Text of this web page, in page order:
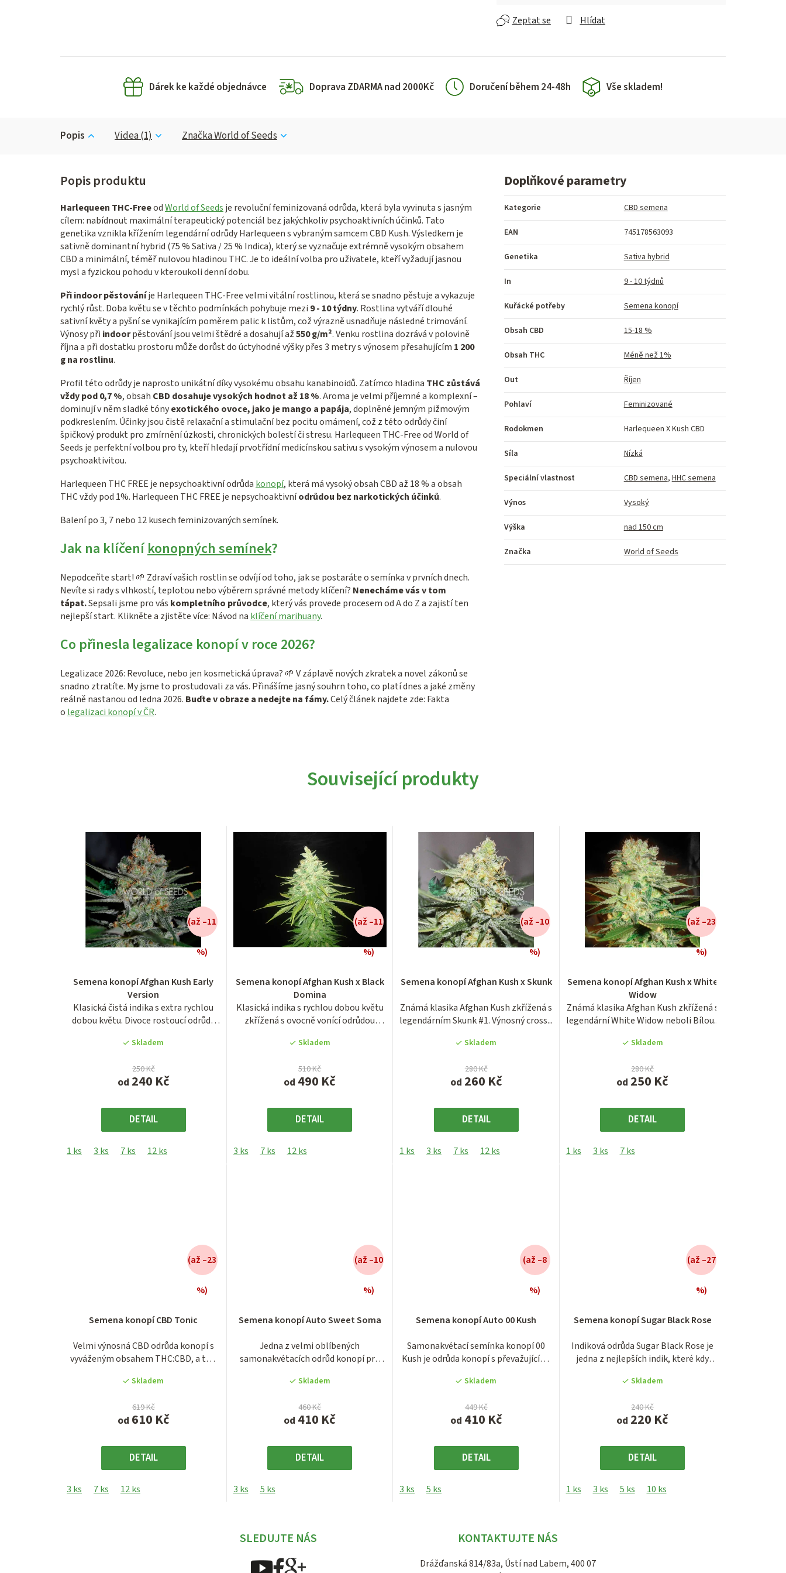
Zeptat se Hlídat
Dárek ke každé objednávce Doprava ZDARMA nad 2000Kč Doručení během 24-48h Vše skladem!
Popis Videa (1) ZnačkaWorld of Seeds
Harlequeen THC-FreeodWorld of Seeds je revoluční feminizovaná odrůda, která byla vyvinuta s jasným
cílem: nabídnout maximální terapeutický potenciál bez jakýchkoliv psychoaktivních účinků. Tato
genetika vznikla křížením legendární odrůdy Harlequeen s vybraným samcem CBD Kush. Výsledkem je
sativně dominantní hybrid (75 % Sativa / 25 % Indica), který se vyznačuje extrémně vysokým obsahem
CBD a minimální, téměř nulovou hladinou THC. Je to ideální volba pro uživatele, kteří vyžadují jasnou
mysl a fyzickou pohodu v kteroukoli denní dobu.
Při indoor pěstováníje Harlequeen THC-Free velmi vitální rostlinou, která se snadno pěstuje a vykazuje
rychlý růst. Doba květu se v těchto podmínkách pohybuje mezi 9 - 10 týdny. Rostlina vytváří dlouhé
sativní květy a pyšní se vynikajícím poměrem palic k listům, což výrazně usnadňuje následné trimování.
Výnosy při indoorpěstování jsou velmi štědré a dosahují až550 g/m². Venku rostlina dozrává v polovině
října a při dostatku prostoru může dorůst do úctyhodné výšky přes 3 metry s výnosem přesahujícím 1 200
g na rostlinu.
Profil této odrůdy je naprosto unikátní díky vysokému obsahu kanabinoidů. Zatímco hladina THC zůstává
vždy pod 0,7 %, obsah CBD dosahuje vysokých hodnot až 18 %. Aroma je velmi příjemné a komplexní –
dominují v něm sladké tónyexotického ovoce, jako je mango a papája, doplněné jemným pižmovým
podkreslením. Účinky jsou čistě relaxační a stimulační bez pocitu omámení, což z této odrůdy činí
špičkový produkt pro zmírnění úzkosti, chronických bolestí či stresu. Harlequeen THC-Free od World of
Seeds je perfektní volbou pro ty, kteří hledají prvotřídní medicínskou sativu s vysokým výnosem a nulovou
psychoaktivitou.
Harlequeen THC FREE je nepsychoaktivní odrůda konopí, která má vysoký obsah CBD až 18 % a obsah
THC vždy pod 1%. Harlequeen THC FREE je nepsychoaktivníodrůdou bez narkotických účinků.
Balení po 3, 7 nebo 12 kusech feminizovaných semínek.
Jak na klíčeníkonopných semínek?
Nepodceňte start! 🌱 Zdraví vašich rostlin se odvíjí od toho, jak se postaráte o semínka v prvních dnech.
Nevíte si rady s vlhkostí, teplotou nebo výběrem správné metody klíčení? Nenecháme vás v tom
tápat.Sepsali jsme pro vás kompletního průvodce, který vás provede procesem od A do Z a zajistí ten
nejlepší start. Klikněte a zjistěte více: Návod na klíčení marihuany.
Co přinesla legalizace konopí v roce 2026?
Legalizace 2026: Revoluce, nebo jen kosmetická úprava? 🌱 V záplavě nových zkratek a novel zákonů se
snadno ztratíte. My jsme to prostudovali za vás. Přinášíme jasný souhrn toho, co platí dnes a jaké změny
reálně nastanou od ledna 2026. Buďte v obraze a nedejte na fámy.Celý článek najdete zde: Fakta
o legalizaci konopí v ČR.
Doplňkové parametry
Kategorie CBD semena
EAN 745178563093
Genetika Sativa hybrid
In 9 - 10 týdnů
Kuřácké potřeby Semena konopí
Obsah CBD 15-18 %
Obsah THC Méně než 1%
Out Říjen
Pohlaví Feminizované
Rodokmen Harlequeen X Kush CBD
Síla Nízká
Speciální vlastnost CBD semena, HHC semena
Výnos Vysoký
Výška nad 150 cm
Značka World of Seeds
Související produkty
Semena konopí Afghan Kush Early
Version
Klasická čistá indika s extra rychlou
dobou květu. Divoce rostoucí odrůda
hodnocení
produktu
je
3,3
z
hvězdiček.
Skladem
od 240 Kč
250 Kč
(až –11
%)
DETAIL
1 ks 3 ks 7 ks 12 ks
Semena konopí Afghan Kush x Black
Domina
Klasická indika s rychlou dobou květu
zkřížená s ovocně vonící odrůdou
hodnocení
produktu
je
4,1
z
hvězdiček.
Skladem
od 490 Kč
510 Kč
(až –11
%)
DETAIL
3 ks 7 ks 12 ks
Semena konopí Afghan Kush x Skunk
Známá klasika Afghan Kush zkřížená s
legendárním Skunk #1. Výnosný cross...
hodnocení
je
3,4
z
hvězdiček.
Skladem
od 260 Kč
280 Kč
(až –10
%)
DETAIL
1 ks 3 ks 7 ks 12 ks
Semena konopí Afghan Kush x White
Widow
Známá klasika Afghan Kush zkřížená s
legendární White Widow neboli Bílou...
hodnocení
produktu
je
3,4
z
hvězdiček.
Skladem
od 250 Kč
280 Kč
(až –23
%)
DETAIL
1 ks 3 ks 7 ks
Semena konopí CBD Tonic
Velmi výnosná CBD odrůda konopí s
vyváženým obsahem THC:CBD, a to v
hodnocení
je
3,6
z
hvězdiček.
Skladem
od 610 Kč
619 Kč
(až –23
%)
DETAIL
3 ks 7 ks 12 ks
Semena konopí Auto Sweet Soma
Jedna z velmi oblíbených
samonakvétacích odrůd konopí pro
hodnocení
je
4,1
z
hvězdiček.
Skladem
od 410 Kč
460 Kč
(až –10
%)
DETAIL
3 ks 5 ks
Semena konopí Auto 00 Kush
Samonakvétací semínka konopí 00
Kush je odrůda konopí s převažujícími
hodnocení
je
4,3
z
hvězdiček.
Skladem
od 410 Kč
449 Kč
(až –8
%)
DETAIL
3 ks 5 ks
Semena konopí Sugar Black Rose
Indiková odrůda Sugar Black Rose je
jedna z nejlepších indik, které kdy
hodnocení
je
4,0
z
hvězdiček.
Skladem
od 220 Kč
240 Kč
(až –27
%)
DETAIL
1 ks 3 ks 5 ks 10 ks
SLEDUJTE NÁS KONTAKTUJTE NÁS
Drážďanská 814/83a, Ústí nad Labem, 400 07